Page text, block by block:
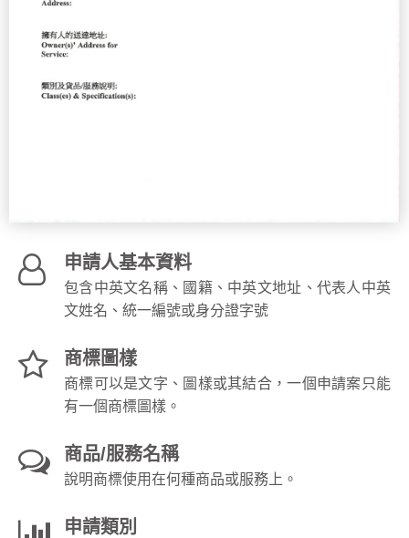
申請人基本資料
包含中英文名稱、國籍、中英文地址、代表人中英
文姓名、統一編號或身分證字號
商標圖樣
商標可以是文字、圖樣或其結合，一個申請案只能
有一個商標圖樣。
商品/服務名稱
說明商標使用在何種商品或服務上。
申請類別